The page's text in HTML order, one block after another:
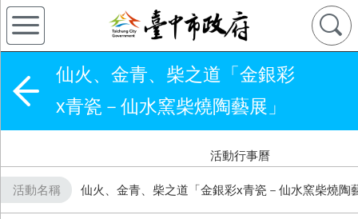
仙火、金青、柴之道「金銀彩
x青瓷－仙水窯柴燒陶藝展」
活動行事曆
活動名稱 仙火、金青、柴之道「金銀彩x青瓷－仙水窯柴燒陶